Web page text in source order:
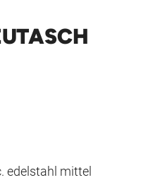
edelstahl mittel